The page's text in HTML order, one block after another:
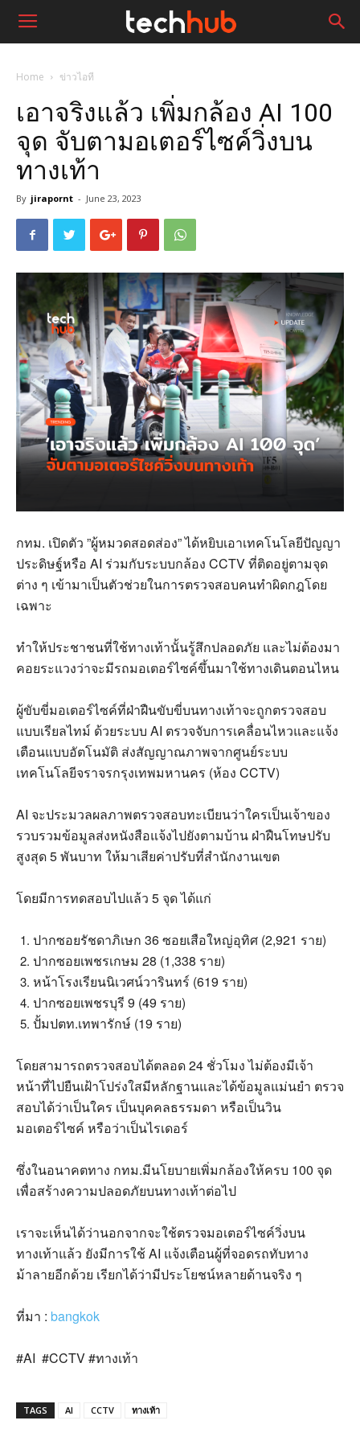
Home ข่าวไอที
เอาจริงแล้ว เพิ่มกล้อง AI 100
จุด จับตามอเตอร์ไซค์วิ่งบน
ทางเท้า
By jirapornt - June 23, 2023
กทม. เปิดตัว ”ผู้หมวดสอดส่อง”ได้หยิบเอาเทคโนโลยีปัญญา
ประดิษฐ์หรือ AI ร่วมกับระบบกล้อง CCTVที่ติดอยู่ตามจุด
ต่าง ๆ เข้ามาเป็นตัวช่วยในการตรวจสอบคนทำผิดกฎโดย
เฉพาะ
ทำให้ประชาชนที่ใช้ทางเท้านั้นรู้สึกปลอดภัย และไม่ต้องมา
คอยระแวงว่าจะมีรถมอเตอร์ไซค์ขึ้นมาใช้ทางเดินตอนไหน
ผู้ขับขี่มอเตอร์ไซค์ที่ฝ่าฝืนขับขี่บนทางเท้าจะถูกตรวจสอบ
แบบเรียลไทม์ ด้วยระบบ AI ตรวจจับการเคลื่อนไหวและแจ้ง
เตือนแบบอัตโนมัติ ส่งสัญญาณภาพจากศูนย์ระบบ
เทคโนโลยีจราจรกรุงเทพมหานคร (ห้อง CCTV)
AI จะประมวลผลภาพตรวจสอบทะเบียนว่าใครเป็นเจ้าของ
รวบรวมข้อมูลส่งหนังสือแจ้งไปยังตามบ้าน ฝ่าฝืนโทษปรับ
สูงสุด5พันบาท ให้มาเสียค่าปรับที่สำนักงานเขต
โดยมีการทดสอบไปแล้ว 5 จุด ได้แก่
ปากซอยรัชดาภิเษก 36ซอยเสือใหญ่อุทิศ (2,921 ราย)
ปากซอยเพชรเกษม 28 (1,338 ราย)
หน้าโรงเรียนนิเวศน์วารินทร์ (619 ราย)
ปากซอยเพชรบุรี 9 (49 ราย)
ปั้มปตท.เทพารักษ์ (19 ราย)
โดยสามารถตรวจสอบได้ตลอด24 ชั่วโมง ไม่ต้องมีเจ้า
หน้าที่ไปยืนเฝ้าโปร่งใสมีหลักฐานและได้ข้อมูลแม่นยำ ตรวจ
สอบได้ว่าเป็นใคร เป็นบุคคลธรรมดา หรือเป็นวิน
มอเตอร์ไซค์ หรือว่าเป็นไรเดอร์
ซึ่งในอนาคตทาง กทม.มีนโยบายเพิ่มกล้องให้ครบ 100 จุด
เพื่อสร้างความปลอดภัยบนทางเท้าต่อไป
เราจะเห็นได้ว่านอกจากจะใช้ตรวจมอเตอร์ไซค์วิ่งบน
ทางเท้าแล้ว ยังมีการใช้AI แจ้งเตือนผู้ที่จอดรถทับทาง
ม้าลายอีกด้วย เรียกได้ว่ามีประโยชน์หลายด้านจริง ๆ
ที่มา : bangkok
#AI #CCTV #ทางเท้า
TAGS AI CCTV ทางเท้า